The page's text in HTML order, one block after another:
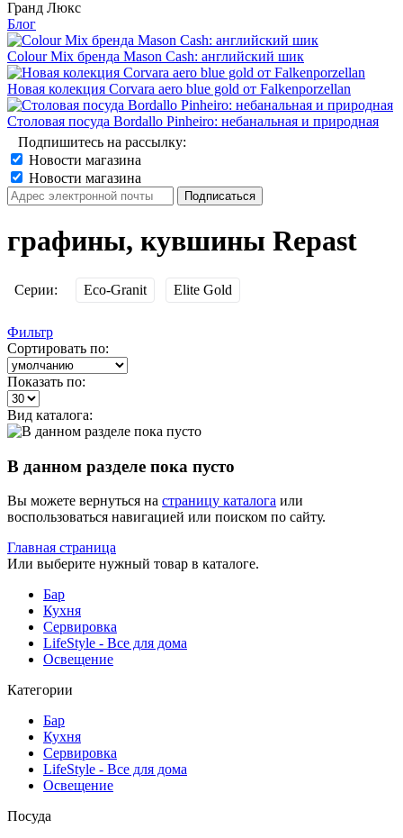
Гранд Люкс
Блог
Colour Mix бренда Mason Cash: английский шик
Новая колекция Corvara aero blue gold от Falkenporzellan
Столовая посуда Bordallo Pinheiro: небанальная и природная
Подпишитесь на рассылку:
Новости магазина
Новости магазина
графины, кувшины Repast
Серии: Eco-Granit Elite Gold
Фильтр
Сортировать по:
Показать по:
Вид каталога:
В данном разделе пока пусто
Вы можете вернуться на страницу каталога или
воспользоваться навигацией или поиском по сайту.
Главная страница
Или выберите нужный товар в каталоге.
Бар
Кухня
Сервировка
LifeStyle - Все для дома
Освещение
Категории
Бар
Кухня
Сервировка
LifeStyle - Все для дома
Освещение
Посуда